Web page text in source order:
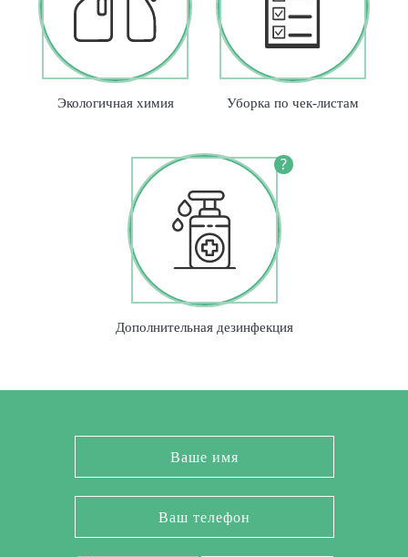
Экологичная химия Уборка по чек-листам
?
Дополнительная дезинфекция